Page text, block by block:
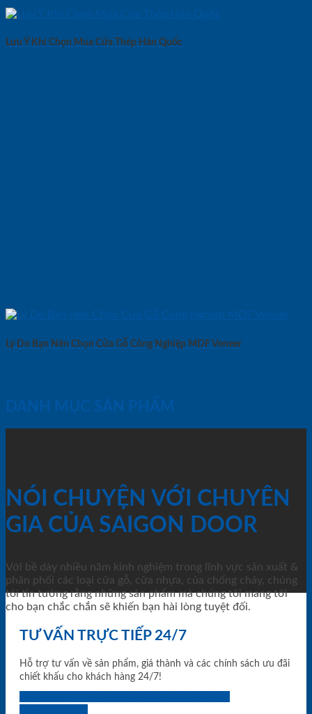
Lưu Ý Khi Chọn Mua Cửa Thép Hàn Quốc
Lý Do Bạn Nên Chọn Cửa Gỗ Công Nghiệp MDF Veneer
DANH MỤC SẢN PHẨM
NÓI CHUYỆN VỚI CHUYÊN
GIA CỦA SAIGON DOOR
Với bề dày nhiều năm kinh nghiệm trong lĩnh vực sản xuất &
phân phối các loại cửa gỗ, cửa nhựa, của chống cháy, chúng
tôi tin tưởng rằng những sản phẩm mà chúng tôi mang tới
cho bạn chắc chắn sẽ khiến bạn hài lòng tuyệt đối.
TƯ VẤN TRỰC TIẾP 24/7
Hỗ trợ tư vấn về sản phẩm, giá thành và các chính sách ưu đãi
chiết khấu cho khách hàng 24/7!